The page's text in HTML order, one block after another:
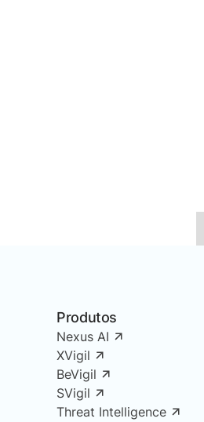
Produtos
Nexus AI
XVigil
BeVigil
SVigil
Threat Intelligence